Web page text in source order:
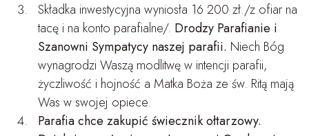
Składka inwestycyjna wyniosła 16 200 zł./z ofiar na
tacę i na konto parafialne/. Drodzy Parafianie i
Szanowni Sympatycy naszej parafii. Niech Bóg
wynagrodzi Waszą modlitwę w intencji parafii,
życzliwość i hojność a Matka Boża ze św. Ritą mają
Was w swojej opiece.
Parafia chce zakupić świecznik ołtarzowy.